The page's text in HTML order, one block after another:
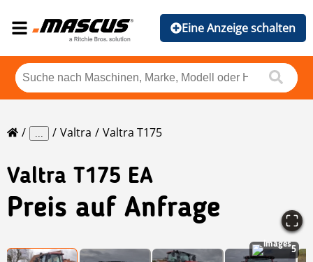
Eine Anzeige schalten
... Valtra Valtra T175
Valtra T175 EA
Preis auf Anfrage
5